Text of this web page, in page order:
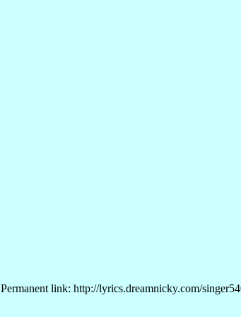
Permanent link: http://lyrics.dreamnicky.com/